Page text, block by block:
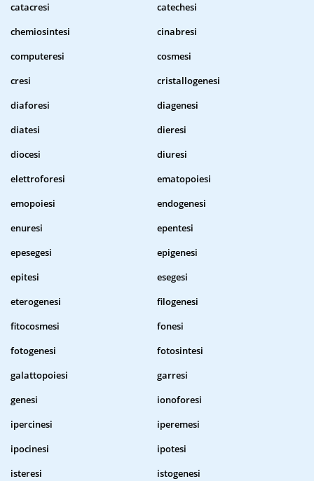
catacresi
catechesi
chemiosintesi
cinabresi
computeresi
cosmesi
cresi
cristallogenesi
diaforesi
diagenesi
diatesi
dieresi
diocesi
diuresi
elettroforesi
ematopoiesi
emopoiesi
endogenesi
enuresi
epentesi
epesegesi
epigenesi
epitesi
esegesi
eterogenesi
filogenesi
fitocosmesi
fonesi
fotogenesi
fotosintesi
galattopoiesi
garresi
genesi
ionoforesi
ipercinesi
iperemesi
ipocinesi
ipotesi
isteresi
istogenesi